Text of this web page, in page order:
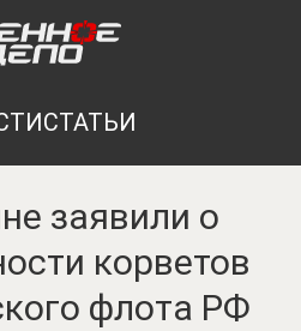
СТАТЬИ
заявили о
корветов
флота РФ